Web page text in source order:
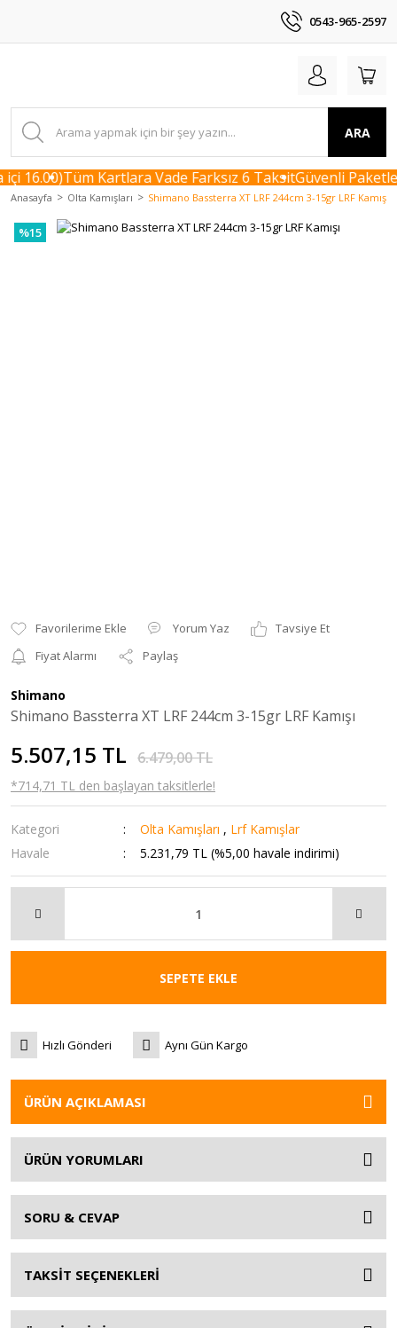
0543-965-2597
ARA
16.00)Tüm Kartlara Vade Farksız 6 TaksitGüvenli
Anasayfa Olta Kamışları Shimano Bassterra XT LRF 244cm 3-15gr LRF Kamışı
%15
Yorum Yaz
Tavsiye Et
Fiyat Alarmı
Paylaş
Shimano
Shimano Bassterra XT LRF 244cm 3-15gr LRF Kamışı
5.507,15 TL 6.479,00 TL
*714,71 TL den başlayan taksitlerle!
Kategori Olta Kamışları , Lrf Kamışlar
Havale
5.231,79 TL (%5,00 havale indirimi)
SEPETE EKLE
Hızlı Gönderi Aynı Gün Kargo
ÜRÜN AÇIKLAMASI
ÜRÜN YORUMLARI
SORU & CEVAP
TAKSİT SEÇENEKLERİ